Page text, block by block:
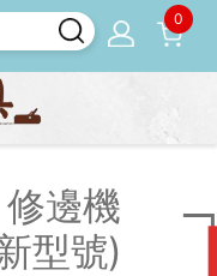
0
品介紹
牧科 修邊機 MT36
型號)